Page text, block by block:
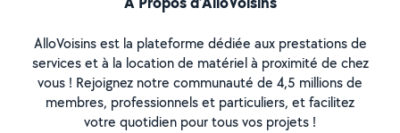
AlloVoisins est la plateforme dédiée aux prestations de
services et à la location de matériel à proximité de chez
vous ! Rejoignez notre communauté de 4,5 millions de
membres, professionnels et particuliers, et facilitez
votre quotidien pour tous vos projets !